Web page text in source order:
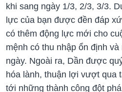
khi sang ngày 1/3, 2/3, 3/3.
lực của bạn được đền đáp
có thêm động lực mới cho
mệnh có thu nhập ổn định
ngày. Ngoài ra, Dần được
hóa lành, thuận lợi vượt qua
tới những thành công đột